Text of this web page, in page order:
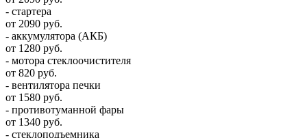
- стартера
от 2090 руб.
- аккумулятора (АКБ)
от 1280 руб.
- мотора стеклоочистителя
от 820 руб.
- вентилятора печки
от 1580 руб.
- противотуманной фары
от 1340 руб.
- стеклоподъемника